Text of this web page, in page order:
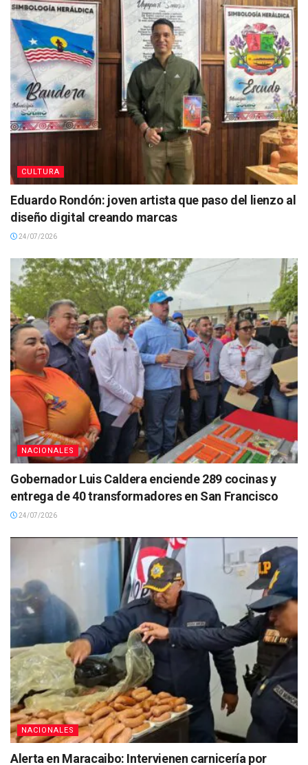
CULTURA
Eduardo Rondón: joven artista que paso del lienzo al
diseño digital creando marcas
24/07/2026
NACIONALES
Gobernador Luis Caldera enciende 289 cocinas y
entrega de 40 transformadores en San Francisco
24/07/2026
NACIONALES
Alerta en Maracaibo: Intervienen carnicería por